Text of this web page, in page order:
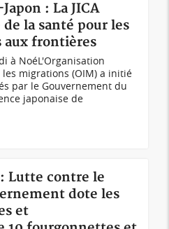
: La JICA
la santé pour les
aux frontières
à Noé L'Organisation
migrations (OIM) a initié
par le Gouvernement du
japonaise de
Lutte contre le
dote les
et